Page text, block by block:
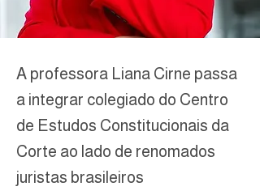
A professora Liana Cirne passa
a integrar colegiado do Centro
de Estudos Constitucionais da
Corte ao lado de renomados
juristas brasileiros